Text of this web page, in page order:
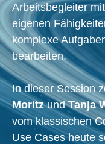
Arbeitsbegleiter
eigenen
komplexe
bearbeiten.
In dieser Session
MoritzundTanja
vom klassischen
Use Cases heute